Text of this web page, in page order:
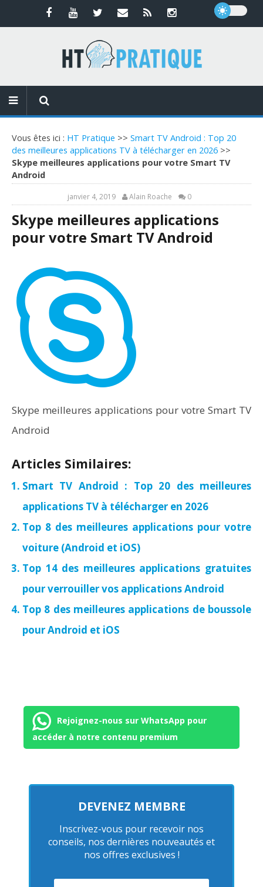
Vous êtes ici : HT Pratique >> Smart TV Android : Top 20
des meilleures applications TV à télécharger en 2026 >>
Skype meilleures applications pour votre Smart TV
Android
janvier 4, 2019 Alain Roache 0
Skype meilleures applications
pour votre Smart TV Android
Skype meilleures applications pour votre Smart TV
Android
Articles Similaires:
Smart TV Android : Top 20 des meilleures
applications TV à télécharger en 2026
Top 8 des meilleures applications pour votre
voiture (Android et iOS)
Top 14 des meilleures applications gratuites
pour verrouiller vos applications Android
Top 8 des meilleures applications de boussole
pour Android et iOS
Rejoignez-nous sur WhatsApp pour
accéder à notre contenu premium
DEVENEZ MEMBRE
Inscrivez-vous pour recevoir nos
conseils, nos dernières nouveautés et
nos offres exclusives !